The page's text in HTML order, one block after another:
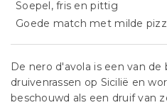
Soepel, fris en pittig
Goede match met milde
De nero d'avola is een van
druivenrassen op Sicilië en
beschouwd als een druif van